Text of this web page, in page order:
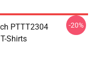
PTTT2304
Shirts
-20%